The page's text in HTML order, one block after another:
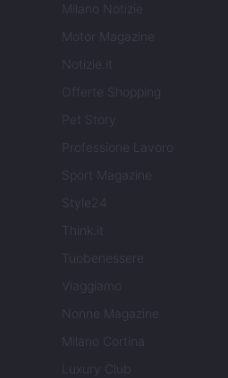
Milano Notizie
Motor Magazine
Notizie.it
Offerte Shopping
Pet Story
Professione Lavoro
Sport Magazine
Style24
Think.it
Tuobenessere
Viaggiamo
Nonne Magazine
Milano Cortina
Luxury Club